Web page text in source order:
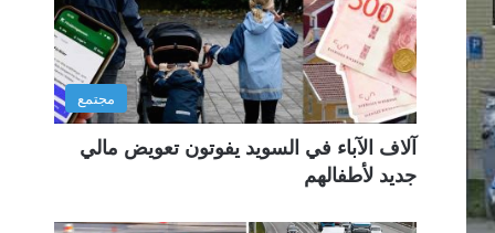
مجتمع
آلاف الآباء في السويد يفوتون تعويض مالي
جديد لأطفالهم